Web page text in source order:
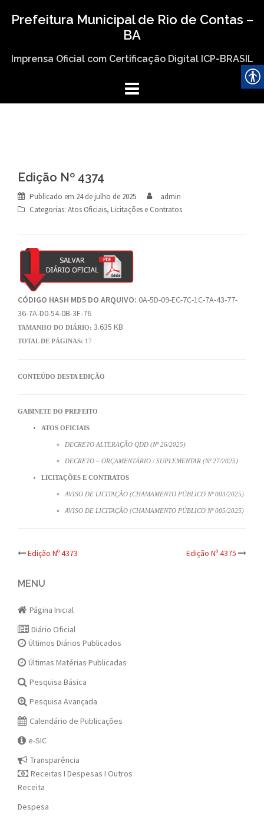
Prefeitura Municipal de Rio de Contas –
BA
Imprensa Oficial com Certificação Digital ICP-BRASIL
Edição Nº 4374
Publicado em 24 de julho de 2025
admin
Categorias: Atos Oficiais, Licitações e Contratos
CÓDIGO HASH MD5 DO ARQUIVO: 0A-5D-09-EC-7C-1C-7A-43-77-
36-7A-D0-54-0B-3F-76
TAMANHO DO DIÁRIO: 3.635 KB
TOTAL DE PÁGINAS: 17
CONTEÚDO DESTA EDIÇÃO
GABINETE DO PREFEITO
ATOS OFICIAIS
DECRETO ALTERAÇÃO QDD (Nº 26/2025)
DECRETO – ORÇAMENTÁRIO / SUPLEMENTAR (Nº 27/2025)
LICITAÇÕES E CONTRATOS
AVISO DE LICITAÇÃO (CHAMAMENTO PÚBLICO Nº 003/2025)
AVISO DE LICITAÇÃO (CHAMAMENTO PÚBLICO Nº 005/2025)
Post
navigation
Edição Nº 4373 Edição Nº 4375
MENU
Página Inicial
Diário Oficial
Últimos Diários Publicados
Últimas Matérias Publicadas
Pesquisa Básica
Pesquisa Avançada
Calendário de Publicações
e-SIC
Transparência
Receitas I Despesas I Outros
Receita
Despesa